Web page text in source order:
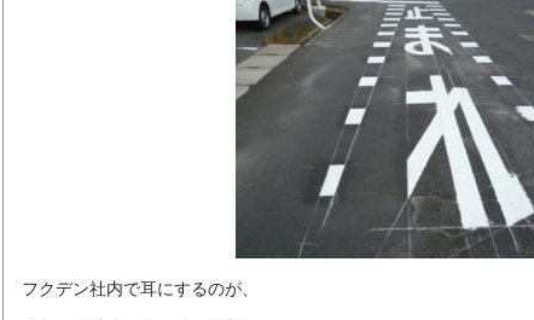
フクデン社内で耳にするのが、